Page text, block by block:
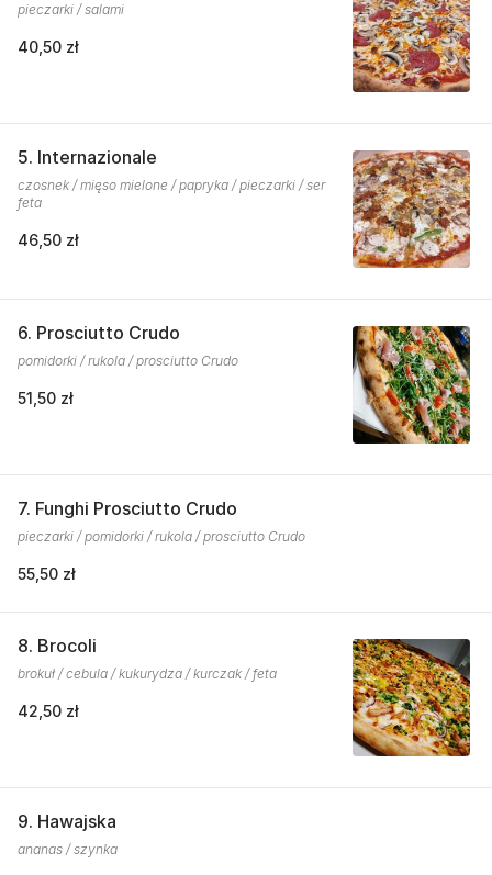
pieczarki / salami
40,50 zł
5. Internazionale
czosnek / mięso mielone / papryka / pieczarki / ser
feta
46,50 zł
6. Prosciutto Crudo
pomidorki / rukola / prosciutto Crudo
51,50 zł
7. Funghi Prosciutto Crudo
pieczarki / pomidorki / rukola / prosciutto Crudo
55,50 zł
8. Brocoli
brokuł / cebula / kukurydza / kurczak / feta
42,50 zł
9. Hawajska
ananas / szynka